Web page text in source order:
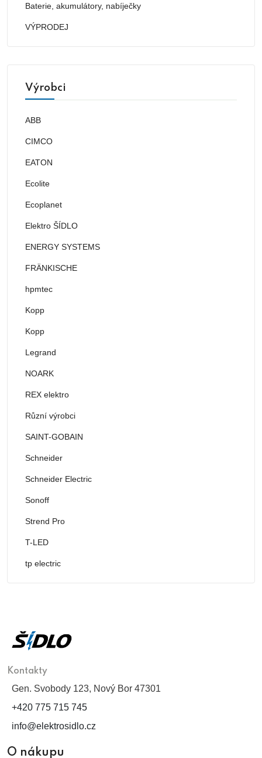
Baterie, akumulátory, nabíječky
VÝPRODEJ
Výrobci
ABB
CIMCO
EATON
Ecolite
Ecoplanet
Elektro ŠÍDLO
ENERGY SYSTEMS
FRÄNKISCHE
hpmtec
Kopp
Kopp
Legrand
NOARK
REX elektro
Různí výrobci
SAINT-GOBAIN
Schneider
Schneider Electric
Sonoff
Strend Pro
T-LED
tp electric
Kontakty
Gen. Svobody 123, Nový Bor 47301
+420 775 715 745
info@elektrosidlo.cz
O nákupu